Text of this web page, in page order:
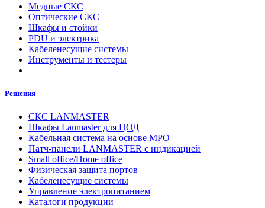
Медные СКС
Оптические СКС
Шкафы и стойки
PDU и электрика
Кабеленесущие системы
Инструменты и тестеры
Решения
СКС LANMASTER
Шкафы Lanmaster для ЦОД
Кабельная система на основе MPO
Патч-панели LANMASTER с индикацией
Small office/Home office
Физическая защита портов
Кабеленесущие системы
Управление электропитанием
Каталоги продукции